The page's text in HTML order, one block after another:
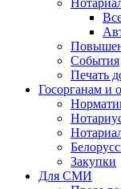
События
Печать
Госорганам и
Закупки
Для СМИ